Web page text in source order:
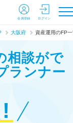
会員登録 ログイン
大阪府 資産運用のFP
相談がで
ランナー